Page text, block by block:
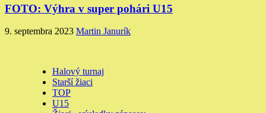
FOTO: Výhra v super pohári U15
9. septembra 2023 Martin Janurík
Halový turnaj
Starší žiaci
TOP
U15